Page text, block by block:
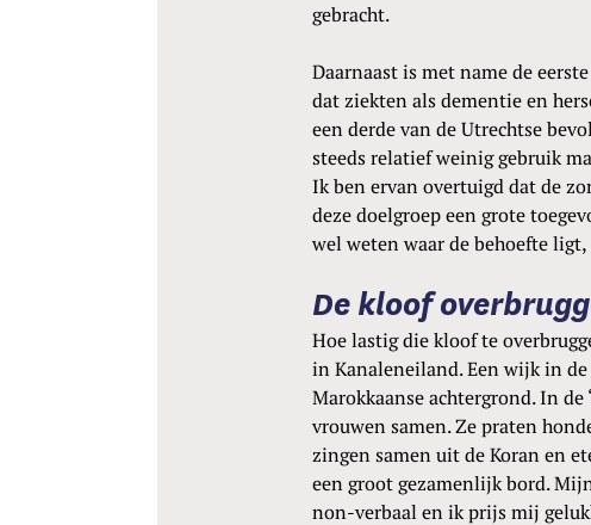
gebracht.
Daarnaast is met name de
dat ziekten als dementie en
een derde van de Utrechtse
steeds relatief weinig gebruik
Ik ben ervan overtuigd dat de
deze doelgroep een grote
wel weten waar de behoefte
De kloof
Hoe lastig die kloof te
in Kanaleneiland. Een wijk in
Marokkaanse achtergrond. In de
vrouwen samen. Ze praten
zingen samen uit de Koran en
een groot gezamenlijk bord.
non-verbaal en ik prijs mij